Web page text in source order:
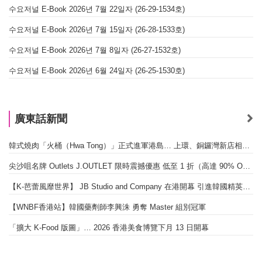
수요저널 E-Book 2026년 7월 22일자 (26-29-1534호)
수요저널 E-Book 2026년 7월 15일자 (26-28-1533호)
수요저널 E-Book 2026년 7월 8일자 (26-27-1532호)
수요저널 E-Book 2026년 6월 24일자 (26-25-1530호)
廣東話新聞
【WNBF香港站】韓國藥劑師李興洙 勇奪 Master 組別冠軍
「擴大 K-Food 版圖」… 2026 香港美食博覽下月 13 日開幕